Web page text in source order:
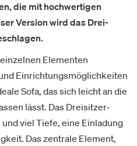
die mit hochwertigen
Version wird das Drei-
Elementen
Einrichtungsmöglichkeiten
Sofa, das sich leicht an die
lässt. Das Dreisitzer-
viel Tiefe, eine Einladung
Das zentrale Element,